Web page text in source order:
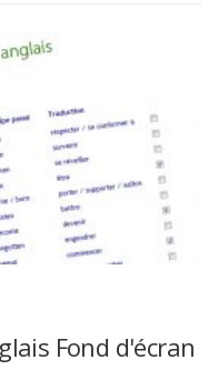
Fond d'écran